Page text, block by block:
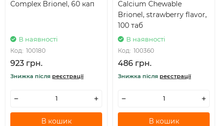
Complex Brionel, 60 кап
В наявності
Код: 100180
923 грн.
Знижка після реєстрації
В кошик
Calcium Chewable
Brionel, strawberry flavor,
100 таб
В наявності
Код: 100360
486 грн.
Знижка після реєстрації
В кошик